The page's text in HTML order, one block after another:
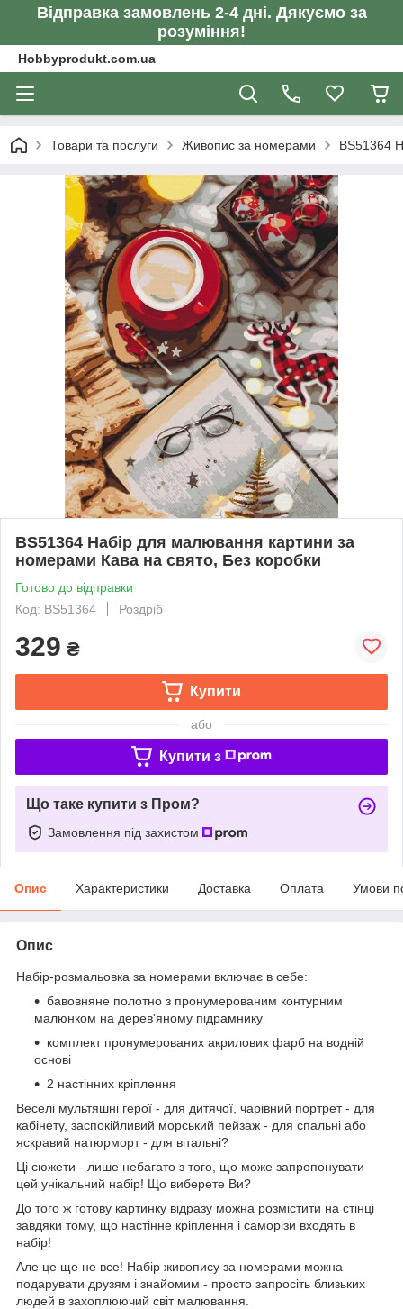
Відправка замовлень 2-4 дні. Дякуємо за
розуміння!
Hobbyprodukt.com.ua
Товари та послуги Живопис за номерами BS51364
BS51364 Набір для малювання картини за
номерами Кава на свято, Без коробки
Готово до відправки
Код: BS51364
Роздріб
329 ₴
Купити
або
Купити з
Що таке купити з Пром?
Замовлення під захистом
Опис Характеристики Доставка Оплата Умови
Опис
Набір-розмальовка за номерами включає в себе:
бавовняне полотно з пронумерованим контурним
малюнком на дерев'яному підрамнику
комплект пронумерованих акрилових фарб на водній
основі
2 настінних кріплення
Веселі мультяшні герої - для дитячої, чарівний портрет - для
кабінету, заспокійливий морський пейзаж - для спальні або
яскравий натюрморт - для вітальні?
Ці сюжети - лише небагато з того, що може запропонувати
цей унікальний набір! Що виберете Ви?
До того ж готову картинку відразу можна розмістити на стінці
завдяки тому, що настінне кріплення і саморізи входять в
набір!
Але це ще не все! Набір живопису за номерами можна
подарувати друзям і знайомим - просто запросіть близьких
людей в захоплюючий світ малювання.